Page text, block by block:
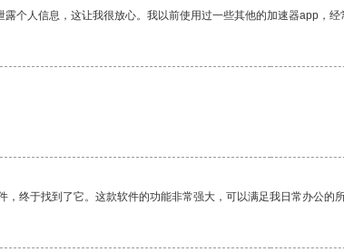
个人信息，这让我很放心。我以前使用过一些其他的加速器app，经
终于找到了它。这款软件的功能非常强大，可以满足我日常办公的